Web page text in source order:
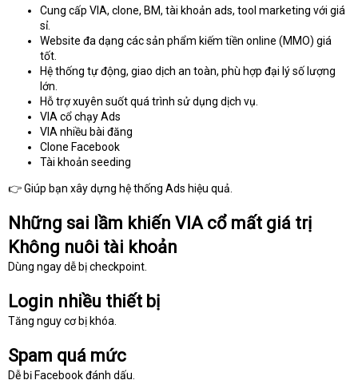
Cung cấp VIA, clone, BM, tài khoản ads, tool marketing với giá
sỉ.
Website đa dạng các sản phẩm kiếm tiền online (MMO) giá
tốt.
Hệ thống tự động, giao dịch an toàn, phù hợp đại lý số lượng
lớn.
Hỗ trợ xuyên suốt quá trình sử dụng dịch vụ.
VIA cổ chạy Ads
VIA nhiều bài đăng
Clone Facebook
Tài khoản seeding
👉 Giúp bạn xây dựng hệ thống Ads hiệu quả.
Những sai lầm khiến VIA cổ mất giá trị
Không nuôi tài khoản
Dùng ngay dễ bị checkpoint.
Login nhiều thiết bị
Tăng nguy cơ bị khóa.
Spam quá mức
Dễ bị Facebook đánh dấu.